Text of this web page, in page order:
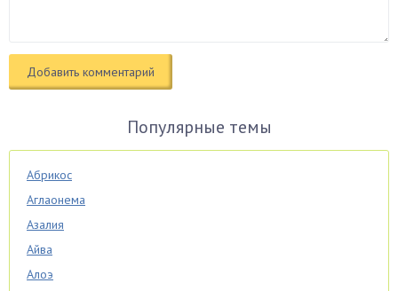
Популярные темы
Абрикос
Аглаонема
Азалия
Айва
Алоэ